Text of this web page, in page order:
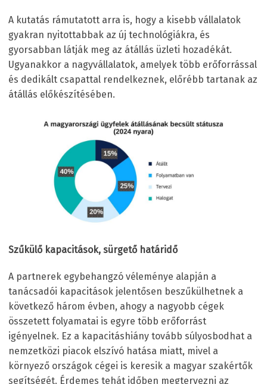
A kutatás rámutatott arra is, hogy a kisebb vállalatok
gyakran nyitottabbak az új technológiákra, és
gyorsabban látják meg az átállás üzleti hozadékát.
Ugyanakkor a nagyvállalatok, amelyek több erőforrással
és dedikált csapattal rendelkeznek, előrébb tartanak az
átállás előkészítésében.
Szűkülő kapacitások, sürgető határidő
A partnerek egybehangzó véleménye alapján a
tanácsadói kapacitások jelentősen beszűkülhetnek a
következő három évben, ahogy a nagyobb cégek
összetett folyamatai is egyre több erőforrást
igényelnek. Ez a kapacitáshiány tovább súlyosbodhat a
nemzetközi piacok elszívó hatása miatt, mivel a
környező országok cégei is keresik a magyar szakértők
segítségét. Érdemes tehát időben megtervezni az